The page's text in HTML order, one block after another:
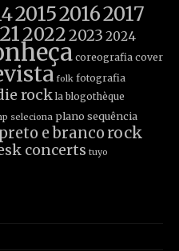
201520162017
20222023 2024
coreografia cover
folk fotografia
rockla blogothèque
seleciona plano sequência
preto e branco rock
concerts tuyo